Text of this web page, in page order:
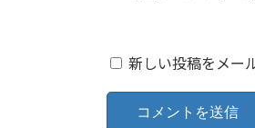
新しい投稿をメー